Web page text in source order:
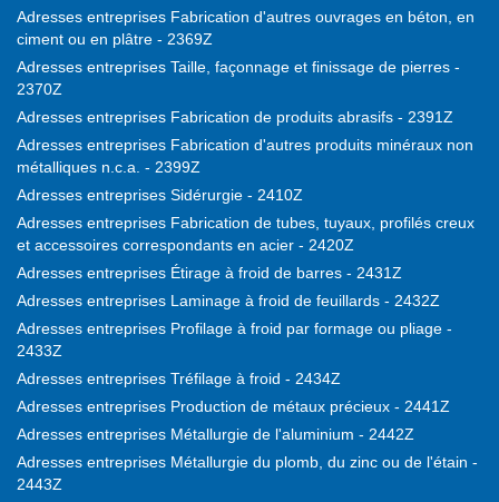
Adresses entreprises Fabrication d'autres ouvrages en béton, en
ciment ou en plâtre - 2369Z
Adresses entreprises Taille, façonnage et finissage de pierres -
2370Z
Adresses entreprises Fabrication de produits abrasifs - 2391Z
Adresses entreprises Fabrication d'autres produits minéraux non
métalliques n.c.a. - 2399Z
Adresses entreprises Sidérurgie - 2410Z
Adresses entreprises Fabrication de tubes, tuyaux, profilés creux
et accessoires correspondants en acier - 2420Z
Adresses entreprises Étirage à froid de barres - 2431Z
Adresses entreprises Laminage à froid de feuillards - 2432Z
Adresses entreprises Profilage à froid par formage ou pliage -
2433Z
Adresses entreprises Tréfilage à froid - 2434Z
Adresses entreprises Production de métaux précieux - 2441Z
Adresses entreprises Métallurgie de l'aluminium - 2442Z
Adresses entreprises Métallurgie du plomb, du zinc ou de l'étain -
2443Z